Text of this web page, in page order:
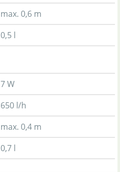
max. 0,6 m
0,5 l
7 W
650 l/h
max. 0,4 m
0,7 l